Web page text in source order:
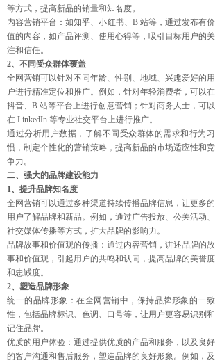
等方式，提高新品的销量和知名度。
内容营销平台：如知乎、小红书、B 站等，通过发布有价
值的内容，如产品评测、使用心得等，吸引目标用户的关
注和信任。
2、不同受众群体覆盖
全网营销可以针对不同年龄、性别、地域、兴趣爱好的用
户进行精准定位和推广。例如，针对年轻消费者，可以在
抖音、B 站等平台上进行创意营销；针对商务人士，可以
在 LinkedIn 等专业社交平台上进行推广。
通过分析用户数据，了解不同受众群体的需求和行为习
惯，制定个性化的营销策略，提高新品的市场适应性和竞
争力。
二、强大的品牌建设能力
1、提升品牌知名度
全网营销可以通过多种渠道持续传播品牌信息，让更多的
用户了解品牌和新品。例如，通过广告投放、公关活动、
社交媒体传播等方式，扩大品牌的影响力。
品牌故事和价值观的传播：通过内容营销，讲述品牌的故
事和价值观，引起用户的共鸣和认同，提高品牌的美誉度
和忠诚度。
2、塑造品牌形象
统一的品牌形象：在全网营销中，保持品牌形象的一致
性，包括品牌标识、色调、口号等，让用户更容易识别和
记住品牌。
优质的用户体验：通过提供优质的产品和服务，以及良好
的客户沟通和售后服务，塑造品牌的良好形象。例如，及